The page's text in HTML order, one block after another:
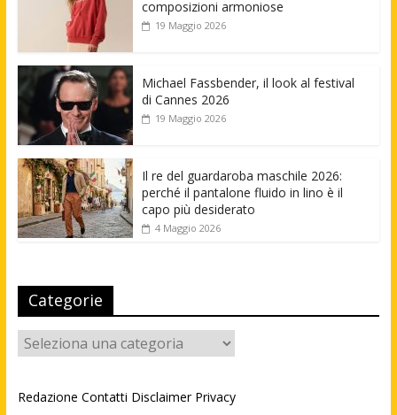
composizioni armoniose
19 Maggio 2026
Michael Fassbender, il look al festival
di Cannes 2026
19 Maggio 2026
Il re del guardaroba maschile 2026:
perché il pantalone fluido in lino è il
capo più desiderato
4 Maggio 2026
Categorie
Categorie
Redazione Contatti Disclaimer Privacy